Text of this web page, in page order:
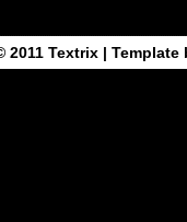
2011 Textrix| Template